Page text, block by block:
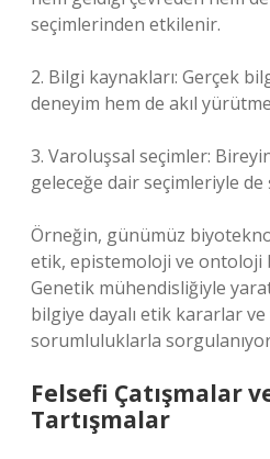
seçimlerinden etkilenir.
2. Bilgi kaynakları: Gerçek
deneyim hem de akıl
3. Varoluşsal seçimler:
geleceğe dair seçimleriyle
Örneğin, günümüz
etik, epistemoloji ve ontoloji
Genetik mühendisliğiyle
bilgiye dayalı etik kararlar
sorumluluklarla
Felsefi Çatışmalar
Tartışmalar